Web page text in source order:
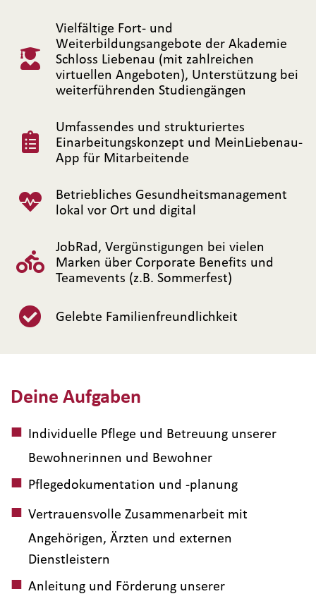
Deine Aufgaben
Individuelle Pflege und Betreuung unserer
Bewohnerinnen und Bewohner
Pflegedokumentation und -planung
Vertrauensvolle Zusammenarbeit mit
Angehörigen, Ärzten und externen
Dienstleistern
Anleitung und Förderung unserer
Vielfältige Fort- und
Weiterbildungsangebote der Akademie
Schloss Liebenau (mit zahlreichen
virtuellen Angeboten), Unterstützung bei
weiterführenden Studiengängen
Umfassendes und strukturiertes
Einarbeitungskonzept und MeinLiebenau-
App für Mitarbeitende
Betriebliches Gesundheitsmanagement
lokal vor Ort und digital
JobRad, Vergünstigungen bei vielen
Marken über Corporate Benefits und
Teamevents (z.B. Sommerfest)
Gelebte Familienfreundlichkeit